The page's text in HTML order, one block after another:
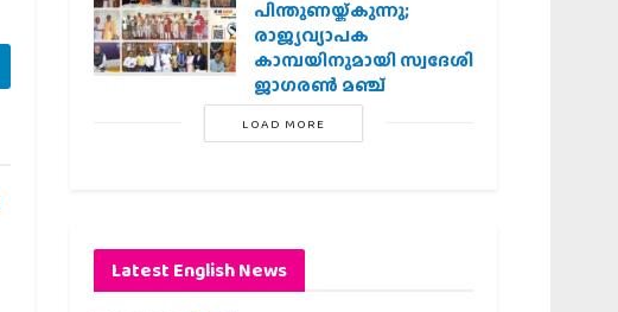
പിന്തുണയ്ക്കുന്നു;
രാജ്യവ്യാപക
കാമ്പയിനുമായി സ്വദേശി
ജാഗരണ്‍ മഞ്ച്
LOAD MORE
Latest English News